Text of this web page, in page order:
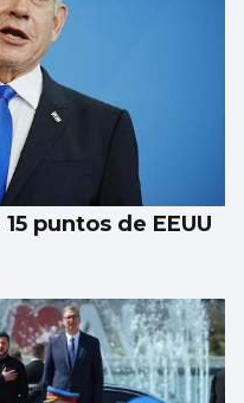
puntos de EEUU